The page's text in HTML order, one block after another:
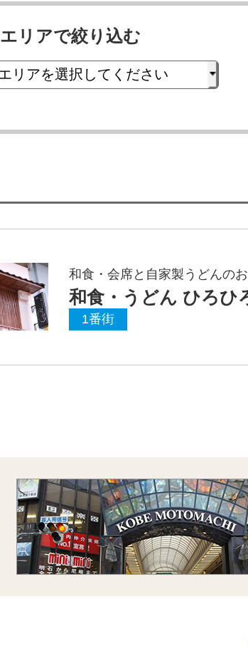
エリアで絞り込む
和食・会席と自家製うどんの
和食・うどん ひろひ
1番街